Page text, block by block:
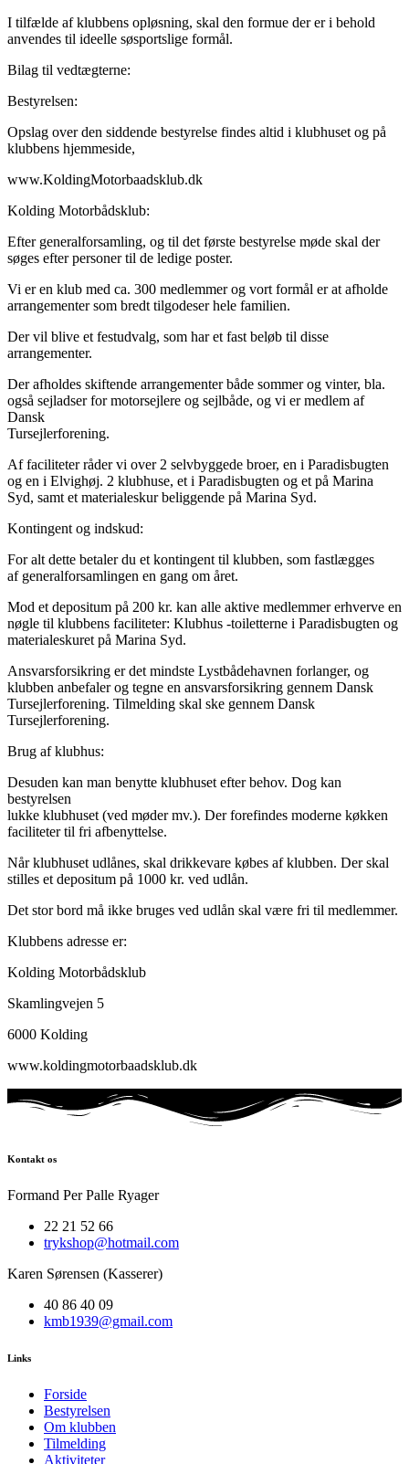
I tilfælde af klubbens opløsning, skal den formue der er i behold
anvendes til ideelle søsportslige formål.
Bilag til vedtægterne:
Bestyrelsen:
Opslag over den siddende bestyrelse findes altid i klubhuset og på
klubbens hjemmeside,
www.KoldingMotorbaadsklub.dk
Kolding Motorbådsklub:
Efter generalforsamling, og til det første bestyrelse møde skal der
søges efter personer til de ledige poster.
Vi er en klub med ca. 300 medlemmer og vort formål er at afholde
arrangementer som bredt tilgodeser hele familien.
Der vil blive et festudvalg, som har et fast beløb til disse
arrangementer.
Der afholdes skiftende arrangementer både sommer og vinter, bla.
også sejladser for motorsejlere og sejlbåde, og vi er medlem af
Dansk
Tursejlerforening.
Af faciliteter råder vi over 2 selvbyggede broer, en i Paradisbugten
og en i Elvighøj. 2 klubhuse, et i Paradisbugten og et på Marina
Syd, samt et materialeskur beliggende på Marina Syd.
Kontingent og indskud:
For alt dette betaler du et kontingent til klubben, som fastlægges
af generalforsamlingen en gang om året.
Mod et depositum på 200 kr. kan alle aktive medlemmer erhverve en
nøgle til klubbens faciliteter: Klubhus -toiletterne i Paradisbugten og
materialeskuret på Marina Syd.
Ansvarsforsikring er det mindste Lystbådehavnen forlanger, og
klubben anbefaler og tegne en ansvarsforsikring gennem Dansk
Tursejlerforening. Tilmelding skal ske gennem Dansk
Tursejlerforening.
Brug af klubhus:
Desuden kan man benytte klubhuset efter behov. Dog kan
bestyrelsen
lukke klubhuset (ved møder mv.). Der forefindes moderne køkken
faciliteter til fri afbenyttelse.
Når klubhuset udlånes, skal drikkevare købes af klubben. Der skal
stilles et depositum på 1000 kr. ved udlån.
Det stor bord må ikke bruges ved udlån skal være fri til medlemmer.
Klubbens adresse er:
Kolding Motorbådsklub
Skamlingvejen 5
6000 Kolding
www.koldingmotorbaadsklub.dk
Kontakt os
Formand Per Palle Ryager
22 21 52 66
trykshop@hotmail.com
Karen Sørensen (Kasserer)
40 86 40 09
kmb1939@gmail.com
Links
Forside
Bestyrelsen
Om klubben
Tilmelding
Aktiviteter